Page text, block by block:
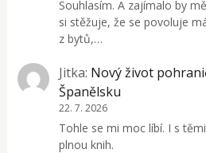
Souhlasím. A zajímalo by
si stěžuje, že se povoluje
z bytů,…
Jitka: Nový život
Španělsku
22. 7. 2026
Tohle se mi moc líbí. I s
plnou knih.